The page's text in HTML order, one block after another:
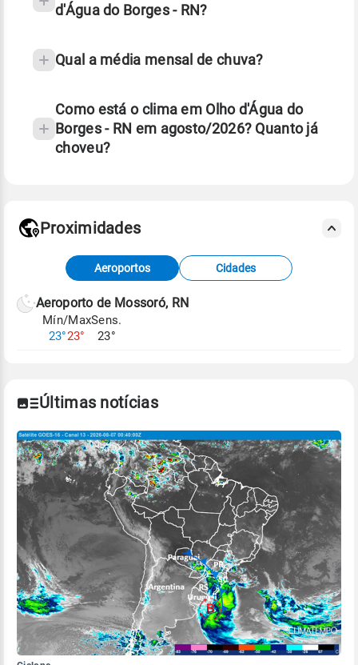
d'Água do Borges - RN?
Qual a média mensal de chuva?
Fonte: 30 anos de dados de reanálise ERA5.
Como está o clima em Olho d'Água do
Borges - RN em agosto/2026? Quanto já
choveu?
Fonte: dados combinados de estações
meteorológicas e satélite do Centro de Previsão
de Tempo e Estudos Climáticos (CPTEC).
Para obter mais informações sobre os dados
Proximidades
Aeroportos Cidades
Aeroporto de Mossoró, RN
Mín/Max
23°23°
Sens.
23°
Últimas notícias